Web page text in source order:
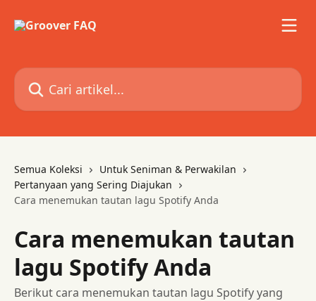
Cari artikel...
Semua Koleksi
Untuk Seniman & Perwakilan
Pertanyaan yang Sering Diajukan
Cara menemukan tautan lagu Spotify Anda
Cara menemukan tautan
lagu Spotify Anda
Berikut cara menemukan tautan lagu Spotify yang